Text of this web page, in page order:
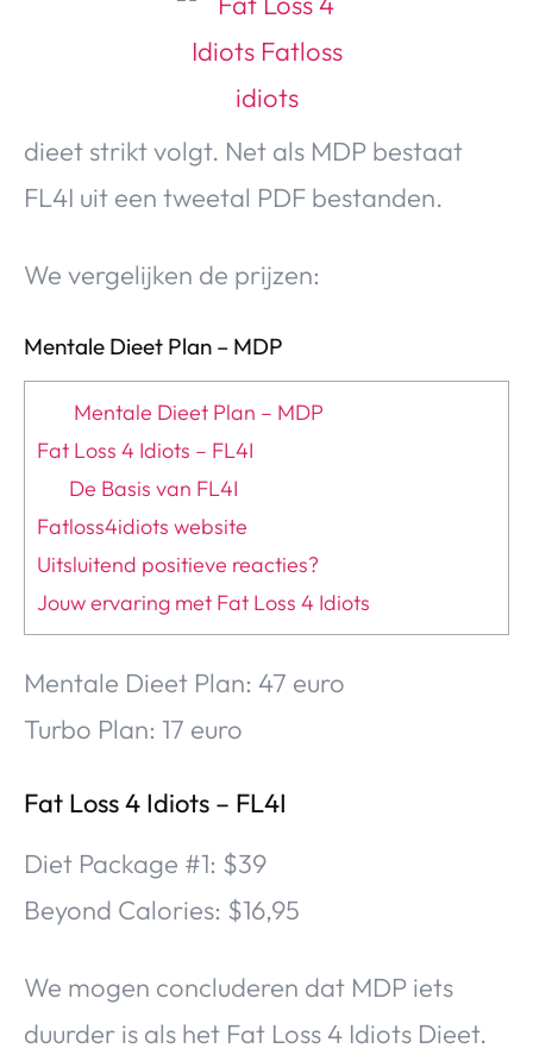
Over Valerie
De Top 5
Contact
VALERIE'S CHOICE
Travel
Lifestyle
dieet strikt volgt. Net als MDP bestaat
FL4I uit een tweetal PDF bestanden.
We vergelijken de prijzen:
Mentale Dieet Plan – MDP
Mentale Dieet Plan – MDP
Fat Loss 4 Idiots – FL4I
De Basis van FL4I
Fatloss4idiots website
Uitsluitend positieve reacties?
Jouw ervaring met Fat Loss 4 Idiots
Mentale Dieet Plan: 47 euro
Turbo Plan: 17 euro
Fat Loss 4 Idiots – FL4I
Diet Package #1: $39
Beyond Calories: $16,95
We mogen concluderen dat MDP iets
duurder is als het Fat Loss 4 Idiots Dieet.